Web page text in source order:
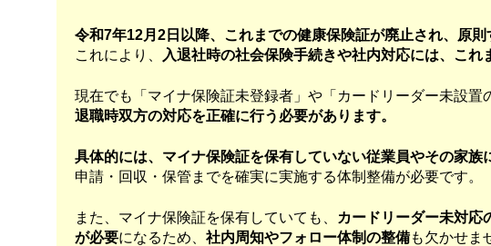
令和7年12月2日以降、これまでの健康保険証が廃止され、原
これにより、
入退社時の社会保険手続きや社内対応には、これ
現在でも「マイナ保険証未登録者」や「カードリーダー未設置
退職時双方の対応を正確に行う必要があります。
具体的には、マイナ保険証を保有していない従業員やその家族
申請・回収・保管までを確実に実施する体制整備が必要です。
また、マイナ保険証を保有していても、
カードリーダー未対応
が必要になるため、 社内周知やフォロー体制の整備も欠かせま